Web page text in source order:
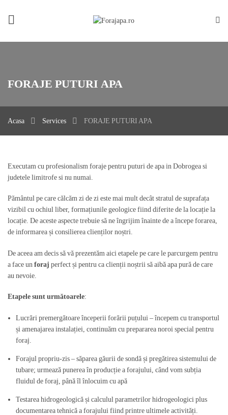
FORAJE PUTURI APA
Acasa Services FORAJE PUTURI APA
Executam cu profesionalism foraje pentru puturi de apa in Dobrogea si
judetele limitrofe si nu numai.
Pământul pe care călcăm zi de zi este mai mult decât stratul de suprafața
vizibil cu ochiul liber, formațiunile geologice fiind diferite de la locație la
locație. De aceste aspecte trebuie să ne îngrijim înainte de a începe forarea,
de informarea și consilierea clienților noștri.
De aceea am decis să vă prezentăm aici etapele pe care le parcurgem pentru
a face un foraj perfect și pentru ca clienții noștrii să aibă apa pură de care
au nevoie.
Etapele sunt următoarele:
Lucrări premergătoare începerii forării puțului – începem cu transportul
și amenajarea instalației, continuăm cu prepararea noroi special pentru
foraj.
Forajul propriu-zis – săparea găurii de sondă și pregătirea sistemului de
tubare; urmează punerea în producție a forajului, când vom subția
fluidul de foraj, până îl înlocuim cu apă
Testarea hidrogeologică și calculul parametrilor hidrogeologici plus
documentarea tehnică a forajului fiind printre ultimele activități.